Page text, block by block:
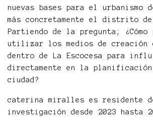
nuevas bases para el urbanismo
más concretamente el distrito de
Partiendo de la pregunta; ¿Cómo
utilizar los medios de creación
dentro de La Escocesa para
directamente en la
ciudad?
caterina miralles es residente
investigación desde 2023 hasta